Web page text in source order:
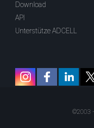
Download
API
Unterstütze ADCELL
©2003